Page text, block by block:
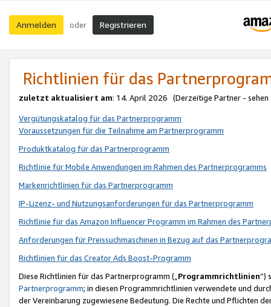
Anmelden oder Registrieren
Richtlinien für das
zuletzt aktualisiert am: 14. April 2026 (Derzeitige Partner - sehen
Vergütungskatalog für das Partnerprogramm
Voraussetzungen für die Teilnahme am Partnerprogramm
Produktkatalog für das Partnerprogramm
Richtlinie für Mobile Anwendungen im Rahmen des Partnerprogramms
Markenrichtlinien für das Partnerprogramm
IP-Lizenz- und Nutzungsanforderungen für das Partnerprogramm
Richtlinie für das Amazon Influencer Programm im Rahmen des
Anforderungen für Preissuchmaschinen in Bezug auf das
Richtlinien für das Creator Ads Boost-Programm
Diese Richtlinien für das Partnerprogramm („Programmrichtlinien“)
Partnerprogramm; in diesen Programmrichtlinien verwendete und
der Vereinbarung zugewiesene Bedeutung. Die Rechte und Pflichten